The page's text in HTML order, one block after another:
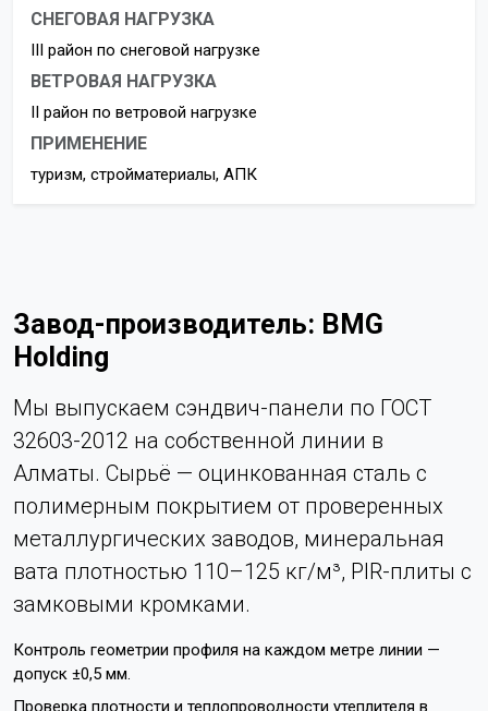
СНЕГОВАЯ НАГРУЗКА
III район по снеговой нагрузке
ВЕТРОВАЯ НАГРУЗКА
II район по ветровой нагрузке
ПРИМЕНЕНИЕ
туризм, стройматериалы, АПК
Завод-производитель: BMG
Holding
Мы выпускаем сэндвич-панели по ГОСТ
32603-2012 на собственной линии в
Алматы. Сырьё — оцинкованная сталь с
полимерным покрытием от проверенных
металлургических заводов, минеральная
вата плотностью 110–125 кг/м³, PIR-плиты с
замковыми кромками.
Контроль геометрии профиля на каждом метре линии —
допуск ±0,5 мм.
Проверка плотности и теплопроводности утеплителя в